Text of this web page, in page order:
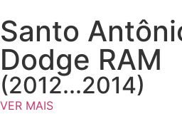
Santo
Dodge RAM
(2012...2014)
VER MAIS